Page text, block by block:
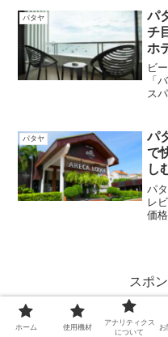
析
を
泊
パタヤ
パ
チ
ホ
ビ
「
ス
パタヤ
パ
で
し
パ
レ
価
スポ
ホーム 使用機材
アナリティクス
について
お